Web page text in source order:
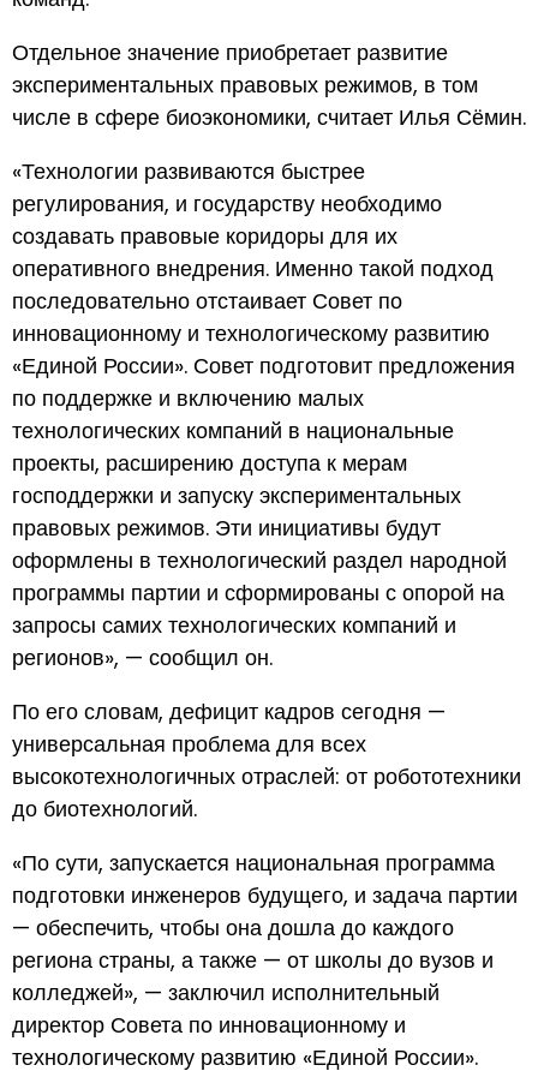
Отдельное значение приобретает развитие
экспериментальных правовых режимов, в том
числе в сфере биоэкономики, считает Илья Сёмин.
«Технологии развиваются быстрее
регулирования, и государству необходимо
создавать правовые коридоры для их
оперативного внедрения. Именно такой подход
последовательно отстаивает Совет по
инновационному и технологическому развитию
«Единой России». Совет подготовит предложения
по поддержке и включению малых
технологических компаний в национальные
проекты, расширению доступа к мерам
господдержки и запуску экспериментальных
правовых режимов. Эти инициативы будут
оформлены в технологический раздел народной
программы партии и сформированы с опорой на
запросы самих технологических компаний и
регионов», — сообщил он.
По его словам, дефицит кадров сегодня —
универсальная проблема для всех
высокотехнологичных отраслей: от робототехники
до биотехнологий.
«По сути, запускается национальная программа
подготовки инженеров будущего, и задача партии
— обеспечить, чтобы она дошла до каждого
региона страны, а также — от школы до вузов и
колледжей», — заключил исполнительный
директор Совета по инновационному и
технологическому развитию «Единой России».